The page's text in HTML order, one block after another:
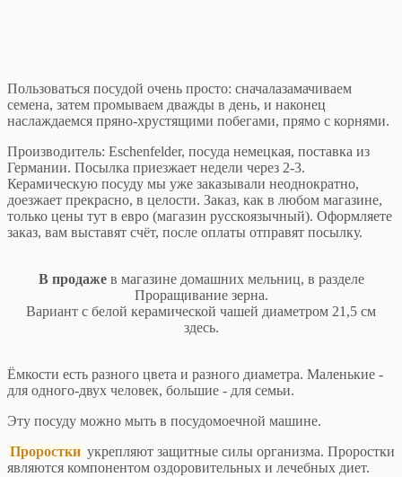
Пользоваться посудой очень просто: сначалазамачиваем
семена, затем промываем дважды в день, и наконец
наслаждаемся пряно-хрустящими побегами, прямо с корнями.
Производитель: Eschenfelder, посуда немецкая, поставка из
Германии. Посылка приезжает недели через 2-3.
Керамическую посуду мы уже заказывали неоднократно,
доезжает прекрасно, в целости. Заказ, как в любом магазине,
только цены тут в евро (магазин русскоязычный). Оформляете
заказ, вам выставят счёт, после оплаты отправят посылку.
В продажев магазине домашних мельниц, в разделе
Проращивание зерна.
Вариант с белой керамической чашей диаметром 21,5 см
здесь.
Ёмкости есть разного цвета и разного диаметра. Маленькие -
для одного-двух человек, большие - для семьи.
Эту посуду можно мыть в посудомоечной машине.
Проростки укрепляют защитные силы организма. Проростки
являются компонентом оздоровительных и лечебных диет.